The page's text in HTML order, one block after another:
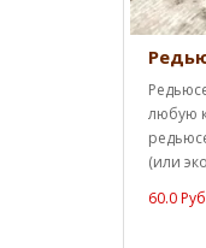
любую
(или
60.0